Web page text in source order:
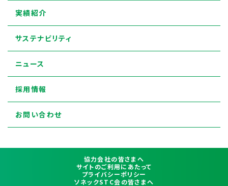
サステナビリティ
ニュース
採用情報
お問い合わせ
実績紹介
協力会社の皆さまへ
サイトのご利用にあたって
プライバシーポリシー
ソネックSTC会の皆さまへ